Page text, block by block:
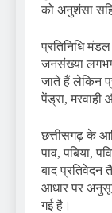
को अनुशंसा
प्रतिनिधि
जनसंख्या
जाते हैं लेकिन
पेंड्रा,
छत्तीसगढ़ के
पाव, पबिया,
बाद प्रतिवेदन
आधार पर
गई है।